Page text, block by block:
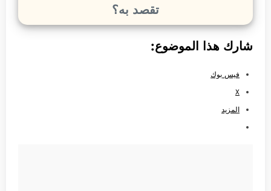
تقصد به؟
شارك هذا الموضوع:
فيس بوك
X
المزيد